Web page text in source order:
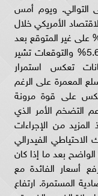
التوالي. ويوم أمس
الأمريكي خلال
وأظهرت ارتفاع بنسبة 0.2% على غير المتوقع بعد
أن كانت القراءة السابقة منخفضة بنسبة 5.6% والتوقعات تشير
0.5%. البيانات تعكس استمرار
المعمرة على الرغم
على قوة مرونة
التضخم الأمر الذي
المزيد من الإجراءات
الفيدرالي
بعد ما إذا كان
أسعار الفائدة مع
المستمرة. ارتفاع